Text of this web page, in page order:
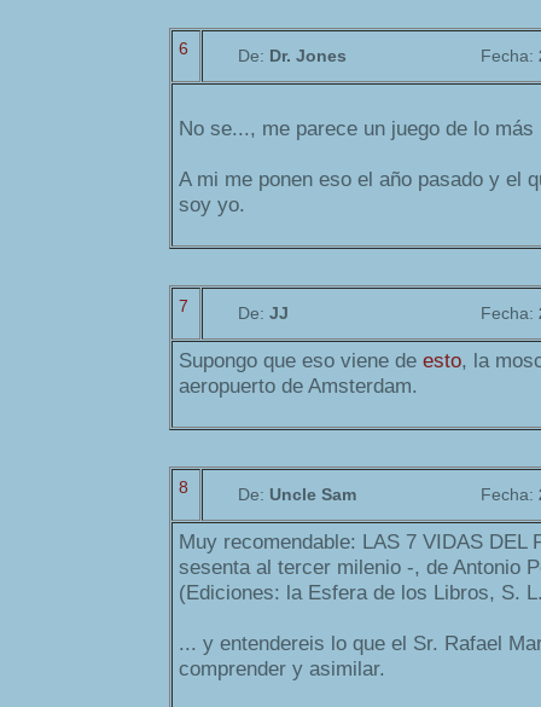
6 De: Dr. Jones Fecha:
No se..., me parece un juego de lo más
A mi me ponen eso el año pasado y el
soy yo.
7 De: JJ Fecha:
Supongo que eso viene de esto, la
aeropuerto de Amsterdam.
8 De: Uncle Sam Fecha:
Muy recomendable: LAS 7 VIDAS DEL
sesenta al tercer milenio -, de Antonio
(Ediciones: la Esfera de los Libros, S.
... y entendereis lo que el Sr. Rafael
comprender y asimilar.